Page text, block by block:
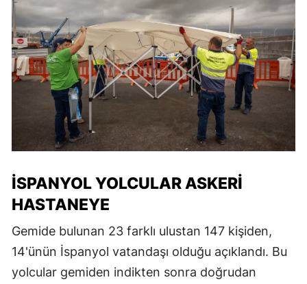
İSPANYOL YOLCULAR ASKERI
HASTANEYE
Gemide bulunan 23 farklı ulustan 147 kişiden,
14'ünün İspanyol vatandaşı olduğu açıklandı. Bu
yolcular gemiden indikten sonra doğrudan